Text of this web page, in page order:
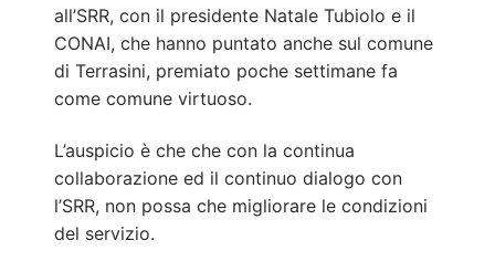
all’SRR, con il presidente Natale Tubiolo e il
CONAI, che hanno puntato anche sul comune
di Terrasini, premiato poche settimane fa
come comune virtuoso.
L’auspicio è che che con la continua
collaborazione ed il continuo dialogo con
l’SRR, non possa che migliorare le condizioni
del servizio.